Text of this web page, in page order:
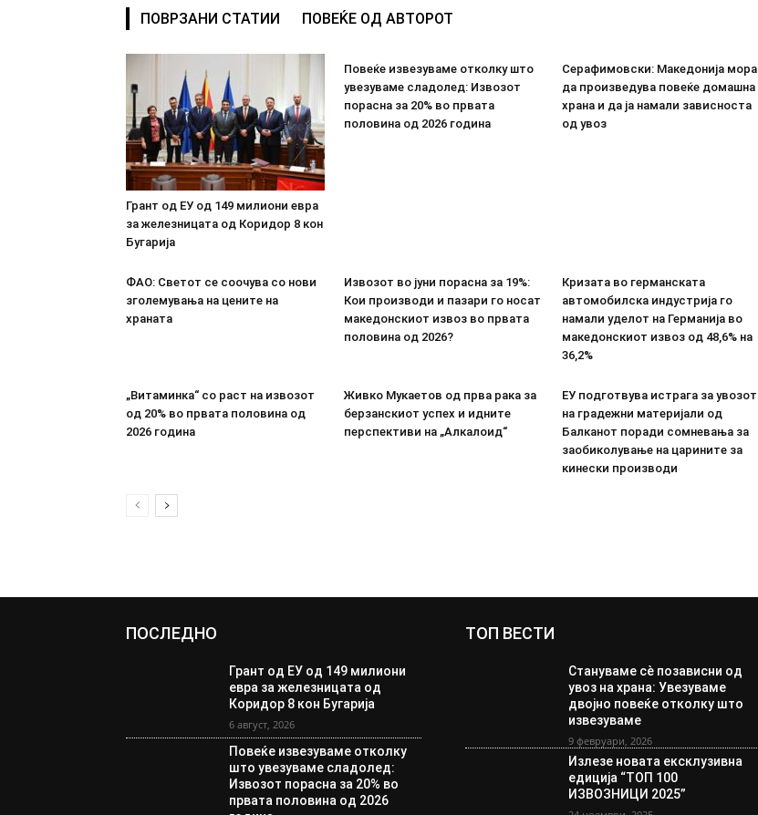
ПОВРЗАНИ СТАТИИ ПОВЕЌЕ ОД АВТОРОТ
Грант од ЕУ од 149 милиони евра
за железницата од Коридор 8 кон
Бугарија
Повеќе извезуваме отколку што
увезуваме сладолед: Извозот
порасна за 20% во првата
половина од 2026 година
Серафимовски: Македонија мора
да произведува повеќе домашна
храна и да ја намали зависноста
од увоз
ФАО: Светот се соочува со нови
зголемувања на цените на
храната
Извозот во јуни порасна за 19%:
Кои производи и пазари го носат
македонскиот извоз во првата
половина од 2026?
Кризата во германската
автомобилска индустрија го
намали уделот на Германија во
македонскиот извоз од 48,6% на
36,2%
„Витаминка“ со раст на извозот
од 20% во првата половина од
2026 година
Живко Мукаетов од прва рака за
берзанскиот успех и идните
перспективи на „Алкалоид“
ЕУ подготвува истрага за увозот
на градежни материјали од
Балканот поради сомневања за
заобиколување на царините за
кинески производи
ПОСЛЕДНО
Грант од ЕУ од 149 милиони
евра за железницата од
Коридор 8 кон Бугарија
6 август, 2026
Повеќе извезуваме отколку
што увезуваме сладолед:
Извозот порасна за 20% во
првата половина од 2026
ТОП ВЕСТИ
Стануваме сè позависни од
увоз на храна: Увезуваме
двојно повеќе отколку што
извезуваме
9 февруари, 2026
Излезе новата ексклузивна
едиција “ТОП 100
ИЗВОЗНИЦИ 2025”